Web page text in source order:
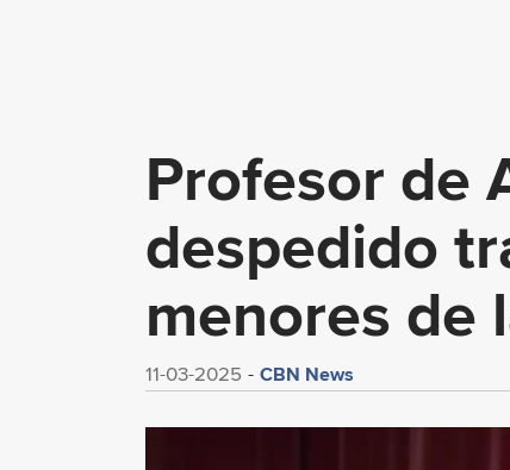
m
Profesor de
despedido
menores de
11-03-2025 CBN News